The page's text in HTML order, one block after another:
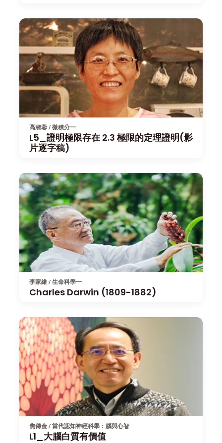
高淑蓉 / 微積分一
L5_證明極限存在 2.3 極限的定理證明(影
片逐字稿)
李家維 / 生命科學一
Charles Darwin (1809-1882)
焦傳金 / 當代認知神經科學：腦與心智
L1_大腦白質有價值